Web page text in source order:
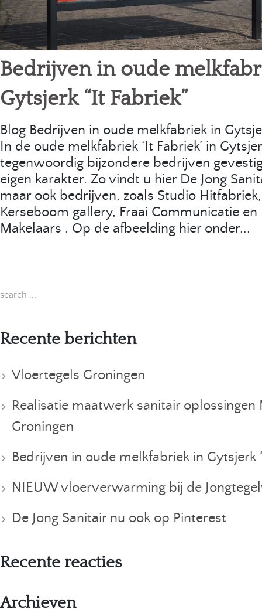
058
Bedrijven in oude
Gytsjerk “It Fabriek”
Blog Bedrijven in oude melkfabriek in
In de oude melkfabriek ‘It Fabriek’ in
tegenwoordig bijzondere bedrijven
eigen karakter. Zo vindt u hier De Jong
maar ook bedrijven, zoals Studio
Kerseboom gallery, Fraai Communicatie
Makelaars . Op de afbeelding hier onder...
Recente berichten
Vloertegels Groningen
Realisatie maatwerk sanitair oplossingen
Groningen
Bedrijven in oude melkfabriek in Gytsjerk
NIEUW vloerverwarming bij de
De Jong Sanitair nu ook op Pinterest
Recente reacties
Archieven